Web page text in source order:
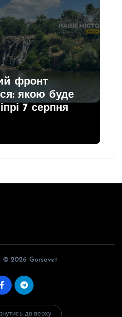
фронт
якою буде
7 серпня
© 2026 Gorsovet
до верху